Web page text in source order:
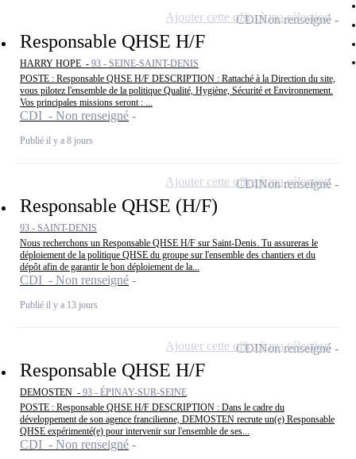
Responsable QHSE H/F
HARRY HOPE - 93 - SEINE-SAINT-DENIS
POSTE : Responsable QHSE H/F DESCRIPTION : Rattaché à la Direction du site,
vous pilotez l'ensemble de la politique Qualité, Hygiène, Sécurité et Environnement.
Vos principales missions seront : ...
CDI - Non renseigné
Publié il y a 8 jours
CDINon renseigné
Ajouter cette offre à ma sélection
Responsable QHSE (H/F)
93 - SAINT-DENIS
Nous recherchons un Responsable QHSE H/F sur Saint-Denis. Tu assureras le
déploiement de la politique QHSE du groupe sur l'ensemble des chantiers et du
dépôt afin de garantir le bon déploiement de la...
CDI - Non renseigné
Publié il y a 13 jours
CDINon renseigné
Ajouter cette offre à ma sélection
Responsable QHSE H/F
DEMOSTEN - 93 - ÉPINAY-SUR-SEINE
POSTE : Responsable QHSE H/F DESCRIPTION : Dans le cadre du
développement de son agence francilienne, DEMOSTEN recrute un(e) Responsable
QHSE expérimenté(e) pour intervenir sur l'ensemble de ses...
CDI - Non renseigné
CDINon renseigné
Ajouter cette offre à ma sélection